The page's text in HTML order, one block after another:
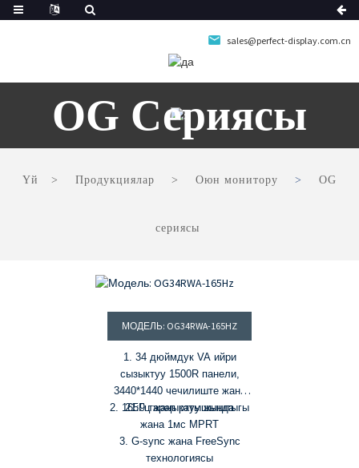
sales@perfect-display.com.cn
OG Сериясы
Үй Продукциялар Оюн монитору OG
сериясы
МОДЕЛЬ: OG34RWA-165HZ
1. 34 дюймдук VA ийри
сызыктуу 1500R панели,
3440*1440 чечилиште жана
21:9 тарап катышында
2. 165Гц жаңыртуу жыштыгы
жана 1мс MPRT
3. G-sync жана FreeSync
технологиясы